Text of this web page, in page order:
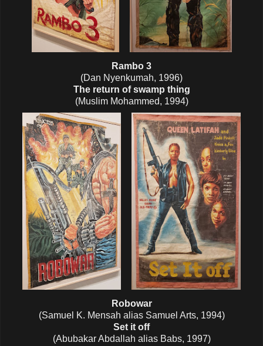
Rambo 3
(Dan Nyenkumah, 1996)
The return of swamp thing
(Muslim Mohammed, 1994)
Robowar
(Samuel K. Mensah alias Samuel Arts, 1994)
Set it off
(Abubakar Abdallah alias Babs, 1997)